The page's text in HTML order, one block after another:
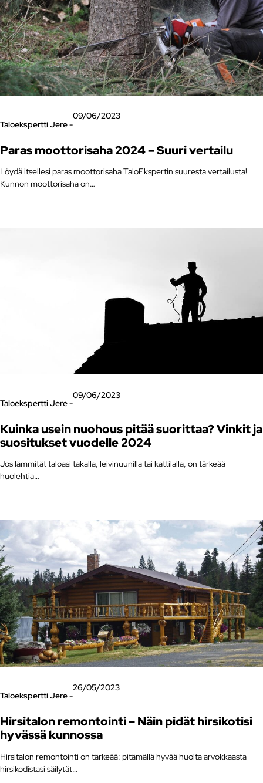
Taloekspertti Jere -
09/06/2023
Paras moottorisaha 2024 – Suuri vertailu
Löydä itsellesi paras moottorisaha TaloEkspertin suuresta vertailusta!
Kunnon moottorisaha on…
Taloekspertti Jere -
09/06/2023
Kuinka usein nuohous pitää suorittaa? Vinkit ja
suositukset vuodelle 2024
Jos lämmität taloasi takalla, leivinuunilla tai kattilalla, on tärkeää
huolehtia…
Taloekspertti Jere -
26/05/2023
Hirsitalon remontointi – Näin pidät hirsikotisi
hyvässä kunnossa
Hirsitalon remontointi on tärkeää: pitämällä hyvää huolta arvokkaasta
hirsikodistasi säilytät…